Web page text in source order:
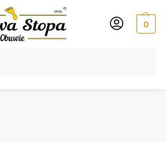
0
(na obuwie poza promocją)